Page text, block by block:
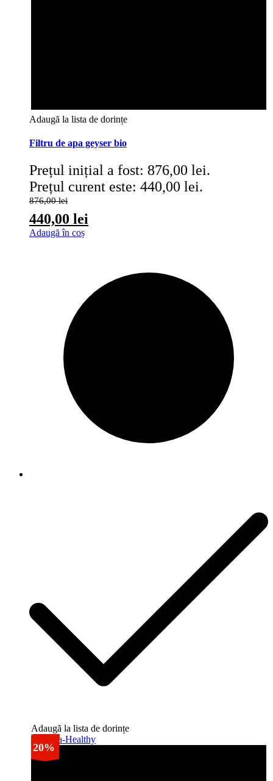
Adaugă la lista de dorințe
Filtru de apa geyser bio
876,00lei
Prețul inițial a fost: 876,00 lei.
440,00 lei
Prețul curent este: 440,00 lei.
Adaugă în coș
Adaugă la lista de dorințe
20%